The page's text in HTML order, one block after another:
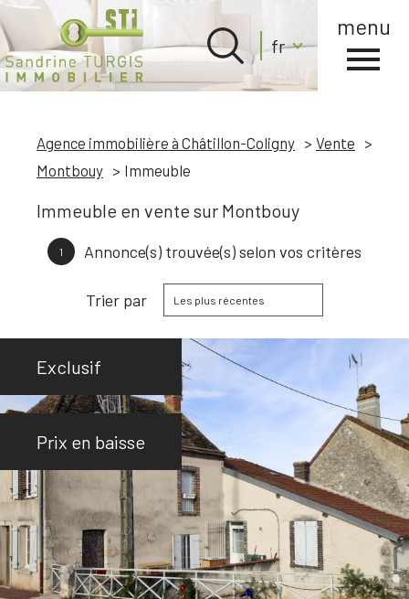
menu
Langue
fr
Accueil 0 Langue
Agence immobilière à Châtillon-Coligny
Vente
Montbouy
Immeuble
Immeuble en vente sur Montbouy
1 Annonce(s) trouvée(s) selon vos critères
Trier par Les plus récentes
Exclusif
Prix en baisse